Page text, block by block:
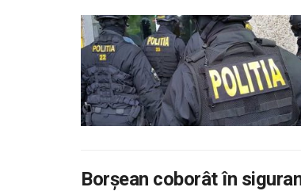
Borșean coborât în